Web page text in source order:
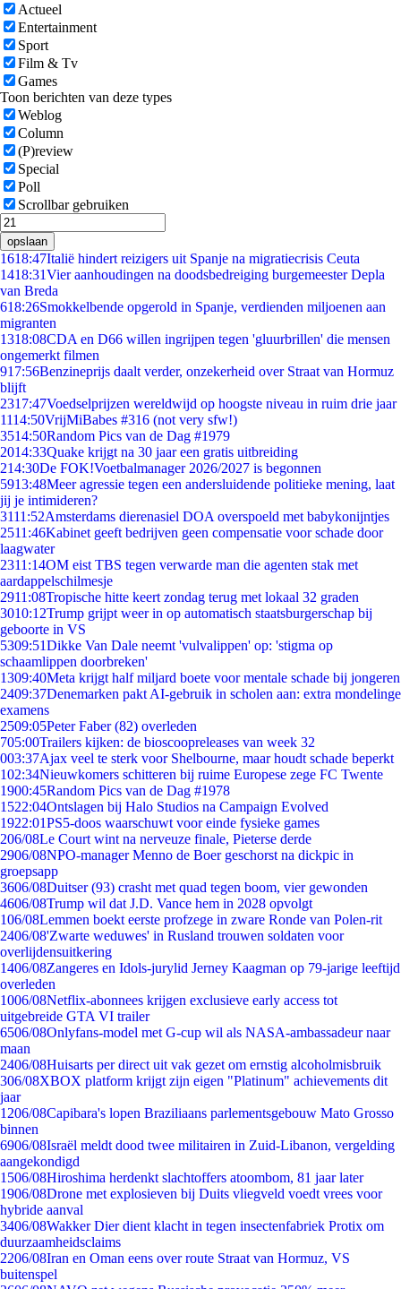
Actueel
Entertainment
Sport
Film & Tv
Games
Toon berichten van deze types
Weblog
Column
(P)review
Special
Poll
Scrollbar gebruiken
opslaan
1618:47Italië hindert reizigers uit Spanje na migratiecrisis Ceuta
1418:31Vier aanhoudingen na doodsbedreiging burgemeester Depla
van Breda
618:26Smokkelbende opgerold in Spanje, verdienden miljoenen aan
migranten
1318:08CDA en D66 willen ingrijpen tegen 'gluurbrillen' die mensen
ongemerkt filmen
917:56Benzineprijs daalt verder, onzekerheid over Straat van Hormuz
blijft
2317:47Voedselprijzen wereldwijd op hoogste niveau in ruim drie jaar
1114:50VrijMiBabes #316 (not very sfw!)
3514:50Random Pics van de Dag #1979
2014:33Quake krijgt na 30 jaar een gratis uitbreiding
214:30De FOK!Voetbalmanager 2026/2027 is begonnen
5913:48Meer agressie tegen een andersluidende politieke mening, laat
jij je intimideren?
3111:52Amsterdams dierenasiel DOA overspoeld met babykonijntjes
2511:46Kabinet geeft bedrijven geen compensatie voor schade door
laagwater
2311:14OM eist TBS tegen verwarde man die agenten stak met
aardappelschilmesje
2911:08Tropische hitte keert zondag terug met lokaal 32 graden
3010:12Trump grijpt weer in op automatisch staatsburgerschap bij
geboorte in VS
5309:51Dikke Van Dale neemt 'vulvalippen' op: 'stigma op
schaamlippen doorbreken'
1309:40Meta krijgt half miljard boete voor mentale schade bij jongeren
2409:37Denemarken pakt AI-gebruik in scholen aan: extra mondelinge
examens
2509:05Peter Faber (82) overleden
705:00Trailers kijken: de bioscoopreleases van week 32
003:37Ajax veel te sterk voor Shelbourne, maar houdt schade beperkt
102:34Nieuwkomers schitteren bij ruime Europese zege FC Twente
1900:45Random Pics van de Dag #1978
1522:04Ontslagen bij Halo Studios na Campaign Evolved
1922:01PS5-doos waarschuwt voor einde fysieke games
206/08Le Court wint na nerveuze finale, Pieterse derde
2906/08NPO-manager Menno de Boer geschorst na dickpic in
groepsapp
3606/08Duitser (93) crasht met quad tegen boom, vier gewonden
4606/08Trump wil dat J.D. Vance hem in 2028 opvolgt
106/08Lemmen boekt eerste profzege in zware Ronde van Polen-rit
2406/08'Zwarte weduwes' in Rusland trouwen soldaten voor
overlijdensuitkering
1406/08Zangeres en Idols-jurylid Jerney Kaagman op 79-jarige leeftijd
overleden
1006/08Netflix-abonnees krijgen exclusieve early access tot
uitgebreide GTA VI trailer
6506/08Onlyfans-model met G-cup wil als NASA-ambassadeur naar
maan
2406/08Huisarts per direct uit vak gezet om ernstig alcoholmisbruik
306/08XBOX platform krijgt zijn eigen "Platinum" achievements dit
jaar
1206/08Capibara's lopen Braziliaans parlementsgebouw Mato Grosso
binnen
6906/08Israël meldt dood twee militairen in Zuid-Libanon, vergelding
aangekondigd
1506/08Hiroshima herdenkt slachtoffers atoombom, 81 jaar later
1906/08Drone met explosieven bij Duits vliegveld voedt vrees voor
hybride aanval
3406/08Wakker Dier dient klacht in tegen insectenfabriek Protix om
duurzaamheidsclaims
2206/08Iran en Oman eens over route Straat van Hormuz, VS
buitenspel